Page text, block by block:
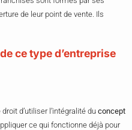
de leur point de vente. Ils
ce type d’entreprise
d’utiliser l’intégralité du concept
ce qui fonctionne déjà pour